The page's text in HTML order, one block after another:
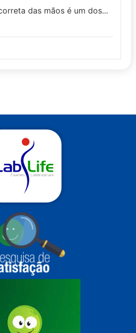
das mãos é um dos...